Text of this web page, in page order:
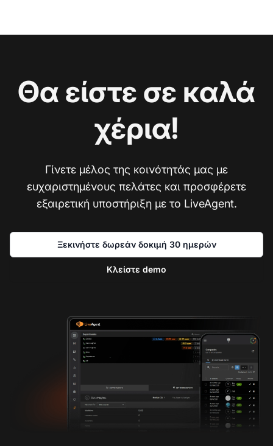
Θα είστε σε καλά
χέρια!
Γίνετε μέλος της κοινότητάς μας με
ευχαριστημένους πελάτες και προσφέρετε
εξαιρετική υποστήριξη με το LiveAgent.
Ξεκινήστε δωρεάν δοκιμή 30 ημερών
Κλείστε demo